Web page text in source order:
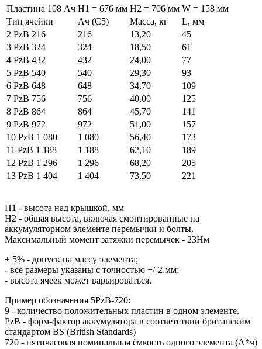
Пластина 108 Ач H1 = 676 мм H2 = 706 мм W = 158 мм
Тип ячейки
Ач (C5) Масса, кг
L, мм
2 PzB 216
216 13,20
45
3 PzB 324
324 18,50
61
4 PzB 432
432 24,00
77
5 PzB 540
540 29,30
93
6 PzB 648
648 34,70
109
7 PzB 756
756 40,00
125
8 PzB 864
864 45,70
141
9 PzB 972
972 51,00
157
10 PzB 1 080
1 080 56,40
173
11 PzB 1 188
1 188 62,10
189
12 PzB 1 296
1 296 68,20
205
13 PzB 1 404
1 404 73,50 221
H1 - высота над крышкой, мм
H2 - общая высота, включая смонтированные на
аккумуляторном элементе перемычки и болты.
Максимальный момент затяжки перемычек - 23Нм
± 5% - допуск на массу элемента;
- все размеры указаны с точностью +/-2 мм;
- высота ячеек может варьироваться.
Пример обозначения 5PzB-720:
9 - количество положительных пластин в одном элементе.
PzB - форм-фактор аккумулятора в соответствии британским
стандартом BS (British Standards)
720 - пятичасовая номинальная ёмкость одного элемента (А*ч)